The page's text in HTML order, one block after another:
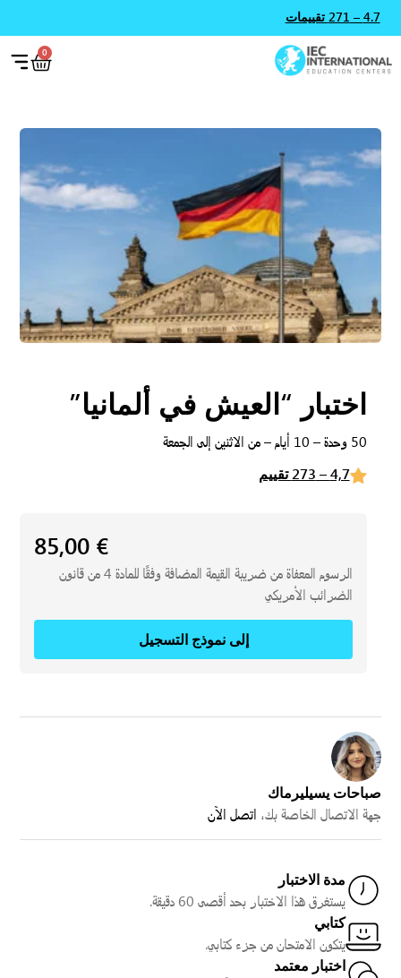
4.7 – 271 تقييمات
صباحات يسيليرماك
جهة الاتصال الخاصة بك،اتصل الآن
مدة الاختبار
يستغرق هذا الاختبار بحد أقصى 60 دقيقة.
كتابي
يتكون الامتحان من جزء كتابي.
اختبار معتمد
اختبار “العيش في ألمانيا”
50 وحدة – 10 أيام – من الاثنين إلى الجمعة
4,7 – 273 تقييم
85,00
الرسوم المعفاة من ضريبة القيمة المضافة وفقًا للمادة 4 من قانون
الضرائب الأمريكي
إلى نموذج التسجيل